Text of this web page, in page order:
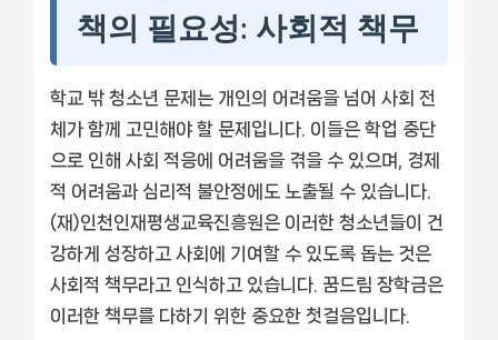
책의 필요성: 사회적 책무
학교 밖 청소년 문제는 개인의 어려움을 넘어 사회 전
체가 함께 고민해야 할 문제입니다. 이들은 학업 중단
으로 인해 사회 적응에 어려움을 겪을 수 있으며, 경제
적 어려움과 심리적 불안정에도 노출될 수 있습니다.
(재)인천인재평생교육진흥원은 이러한 청소년들이 건
강하게 성장하고 사회에 기여할 수 있도록 돕는 것은
사회적 책무라고 인식하고 있습니다. 꿈드림 장학금은
이러한 책무를 다하기 위한 중요한 첫걸음입니다.